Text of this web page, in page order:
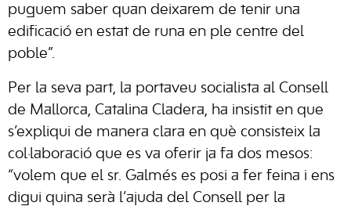
puguem saber quan deixarem de tenir una
edificació en estat de runa en ple centre del
poble”.
Per la seva part, la portaveu socialista al Consell
de Mallorca, Catalina Cladera, ha insistit en que
s’expliqui de manera clara en què consisteix la
col·laboració que es va oferir ja fa dos mesos:
“volem que el sr. Galmés es posi a fer feina i ens
digui quina serà l’ajuda del Consell per la